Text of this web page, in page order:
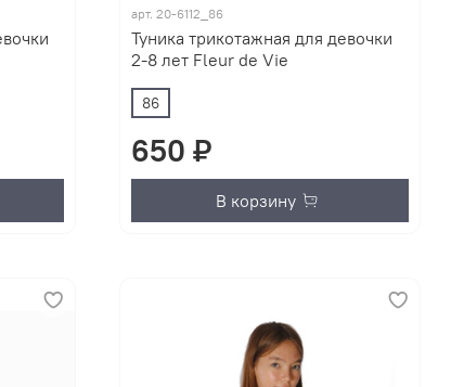
арт. 20-6112_86
Туника трикотажная для девочки
2-8 лет Fleur de Vie
86
650 ₽
В корзину